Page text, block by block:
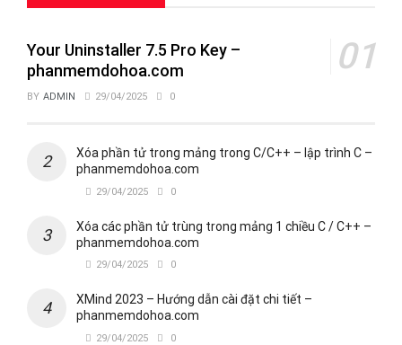
Your Uninstaller 7.5 Pro Key –
phanmemdohoa.com
BY ADMIN 29/04/2025 0
Xóa phần tử trong mảng trong C/C++ – lập trình C –
phanmemdohoa.com
29/04/2025 0
Xóa các phần tử trùng trong mảng 1 chiều C / C++ –
phanmemdohoa.com
29/04/2025 0
XMind 2023 – Hướng dẫn cài đặt chi tiết –
phanmemdohoa.com
29/04/2025 0